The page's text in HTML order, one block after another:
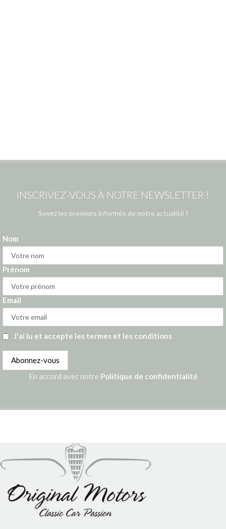
INSCRIVEZ-VOUS À NOTRE NEWSLETTER !
Soyez les premiers informés de notre actualité !
Nom
Prénom
Email
J'ai lu et accepte les termes et les conditions
En accord avec notre Politique de confidentialité